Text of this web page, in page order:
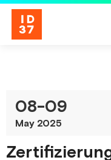
08-09
May 2025